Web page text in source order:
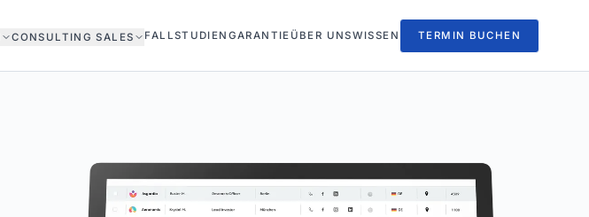
CONSULTING SALES FALLSTUDIEN GARANTIE ÜBER UNSWISSEN TERMIN BUCHEN